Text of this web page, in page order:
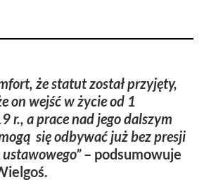
że statut został przyjęty,
on wejść w życie od 1
r., a prace nad jego dalszym
się odbywać już bez presji
– podsumowuje